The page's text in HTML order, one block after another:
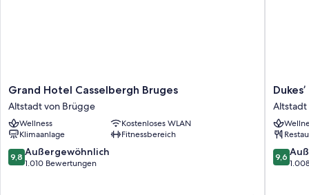
Grand
Hotel
Casselbergh
Bruges
Altstadt
von
Brügge
Grand Hotel Casselbergh Bruges
Altstadt von Brügge
Wellness
Kostenloses WLAN
Klimaanlage
Fitnessbereich
9.8
von
9,8 Außergewöhnlich
1.010 Bewertungen
Dukes’
Palace
–
by
Dukes’
Hotel
Altstadt
9.6
von
9,6